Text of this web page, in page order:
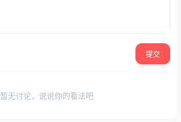
提交
暂无讨论，说说你的看法吧